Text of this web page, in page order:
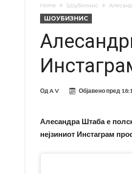
Home Шоубизнис
ШОУБИЗНИС
ОдA V Објавено пред
Алесандра Штаба е
нејзиниот Инстаграм